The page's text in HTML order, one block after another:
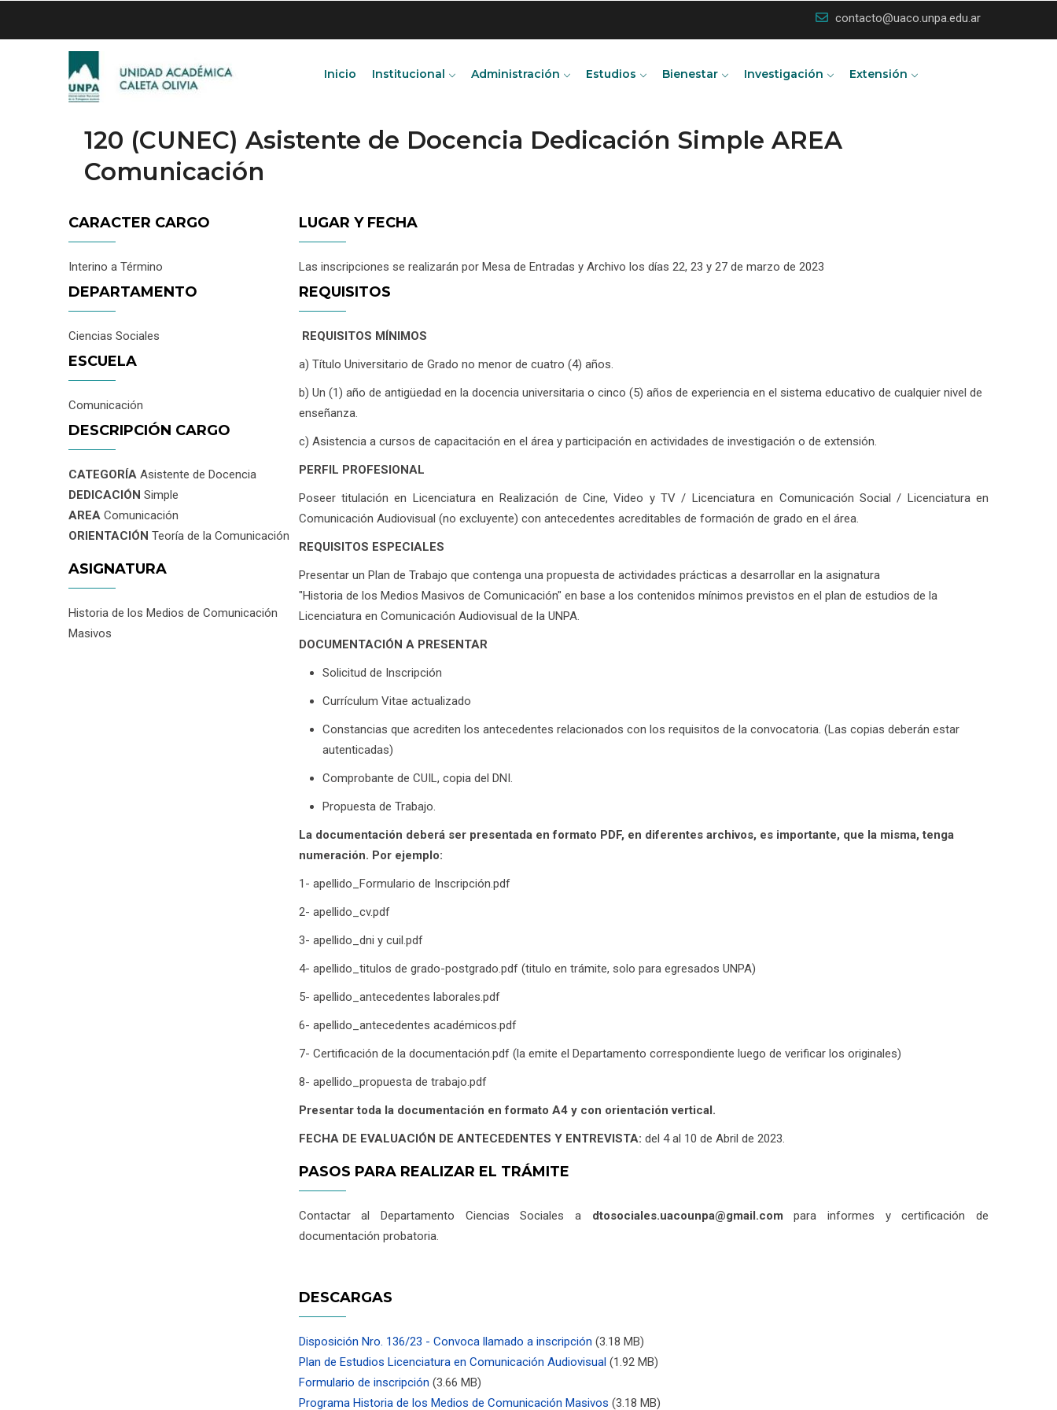
contacto@uaco.unpa.edu.ar
Inicio Institucional Administración Estudios Bienestar Investigación Extensión
120 (CUNEC) Asistente de Docencia Dedicación Simple AREA
Comunicación
CARACTER CARGO
Interino a Término
DEPARTAMENTO
Ciencias Sociales
ESCUELA
Comunicación
DESCRIPCIÓN CARGO
CATEGORÍA Asistente de Docencia
DEDICACIÓN Simple
AREA Comunicación
ORIENTACIÓN Teoría de la Comunicación
ASIGNATURA
Historia de los Medios de Comunicación
Masivos
LUGAR Y FECHA
Las inscripciones se realizarán por Mesa de Entradas y Archivo los días 22, 23 y 27 de marzo de 2023
REQUISITOS
REQUISITOS MÍNIMOS
a) Título Universitario de Grado no menor de cuatro (4) años.
b) Un (1) año de antigüedad en la docencia universitaria o cinco (5) años de experiencia en el sistema educativo de cualquier nivel de
enseñanza.
c) Asistencia a cursos de capacitación en el área y participación en actividades de investigación o de extensión.
PERFIL PROFESIONAL
Poseer titulación en Licenciatura en Realización de Cine, Video y TV / Licenciatura en Comunicación Social / Licenciatura en
Comunicación Audiovisual (no excluyente) con antecedentes acreditables de formación de grado en el área.
REQUISITOS ESPECIALES
Presentar un Plan de Trabajo que contenga una propuesta de actividades prácticas a desarrollar en la asignatura
"Historia de los Medios Masivos de Comunicación" en base a los contenidos mínimos previstos en el plan de estudios de la
Licenciatura en Comunicación Audiovisual de la UNPA.
DOCUMENTACIÓN A PRESENTAR
Solicitud de Inscripción
Currículum Vitae actualizado
Constancias que acrediten los antecedentes relacionados con los requisitos de la convocatoria. (Las copias deberán estar
autenticadas)
Comprobante de CUIL, copia del DNI.
Propuesta de Trabajo.
La documentación deberá ser presentada en formato PDF, en diferentes archivos, es importante, que la misma, tenga
numeración. Por ejemplo:
1- apellido_Formulario de Inscripción.pdf
2- apellido_cv.pdf
3- apellido_dni y cuil.pdf
4- apellido_titulos de grado-postgrado.pdf (titulo en trámite, solo para egresados UNPA)
5- apellido_antecedentes laborales.pdf
6- apellido_antecedentes académicos.pdf
7- Certificación de la documentación.pdf (la emite el Departamento correspondiente luego de verificar los originales)
8- apellido_propuesta de trabajo.pdf
Presentar toda la documentación en formato A4 y con orientación vertical.
FECHA DE EVALUACIÓN DE ANTECEDENTES Y ENTREVISTA: del 4 al 10 de Abril de 2023.
PASOS PARA REALIZAR EL TRÁMITE
Contactar al Departamento Ciencias Sociales a dtosociales.uacounpa@gmail.com para informes y certificación de
documentación probatoria.
DESCARGAS
Disposición Nro. 136/23 - Convoca llamado a inscripción (3.18 MB)
Plan de Estudios Licenciatura en Comunicación Audiovisual (1.92 MB)
Formulario de inscripción (3.66 MB)
Programa Historia de los Medios de Comunicación Masivos (3.18 MB)